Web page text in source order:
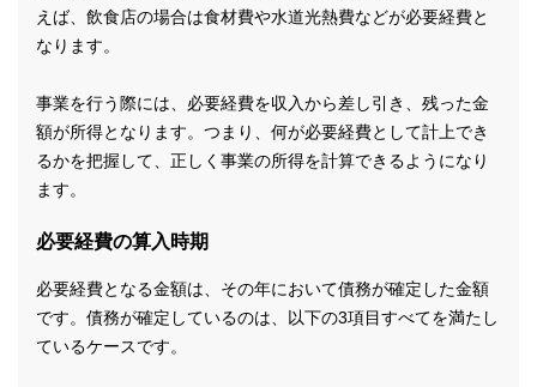
えば、飲食店の場合は食材費や水道光熱費などが必要経費と
なります。
事業を行う際には、必要経費を収入から差し引き、残った金
額が所得となります。つまり、何が必要経費として計上でき
るかを把握して、正しく事業の所得を計算できるようになり
ます。
必要経費の算入時期
必要経費となる金額は、その年において債務が確定した金額
です。債務が確定しているのは、以下の3項目すべてを満たし
ているケースです。